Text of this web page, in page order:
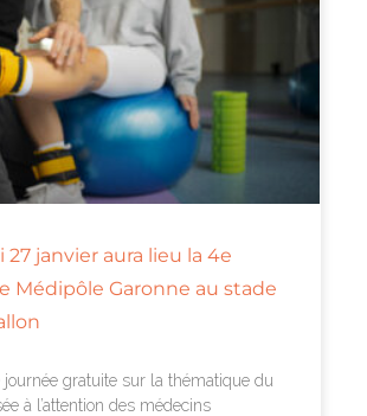
27 janvier aura lieu la 4e
Médipôle Garonne au stade
journée gratuite sur la thématique du
à l’attention des médecins